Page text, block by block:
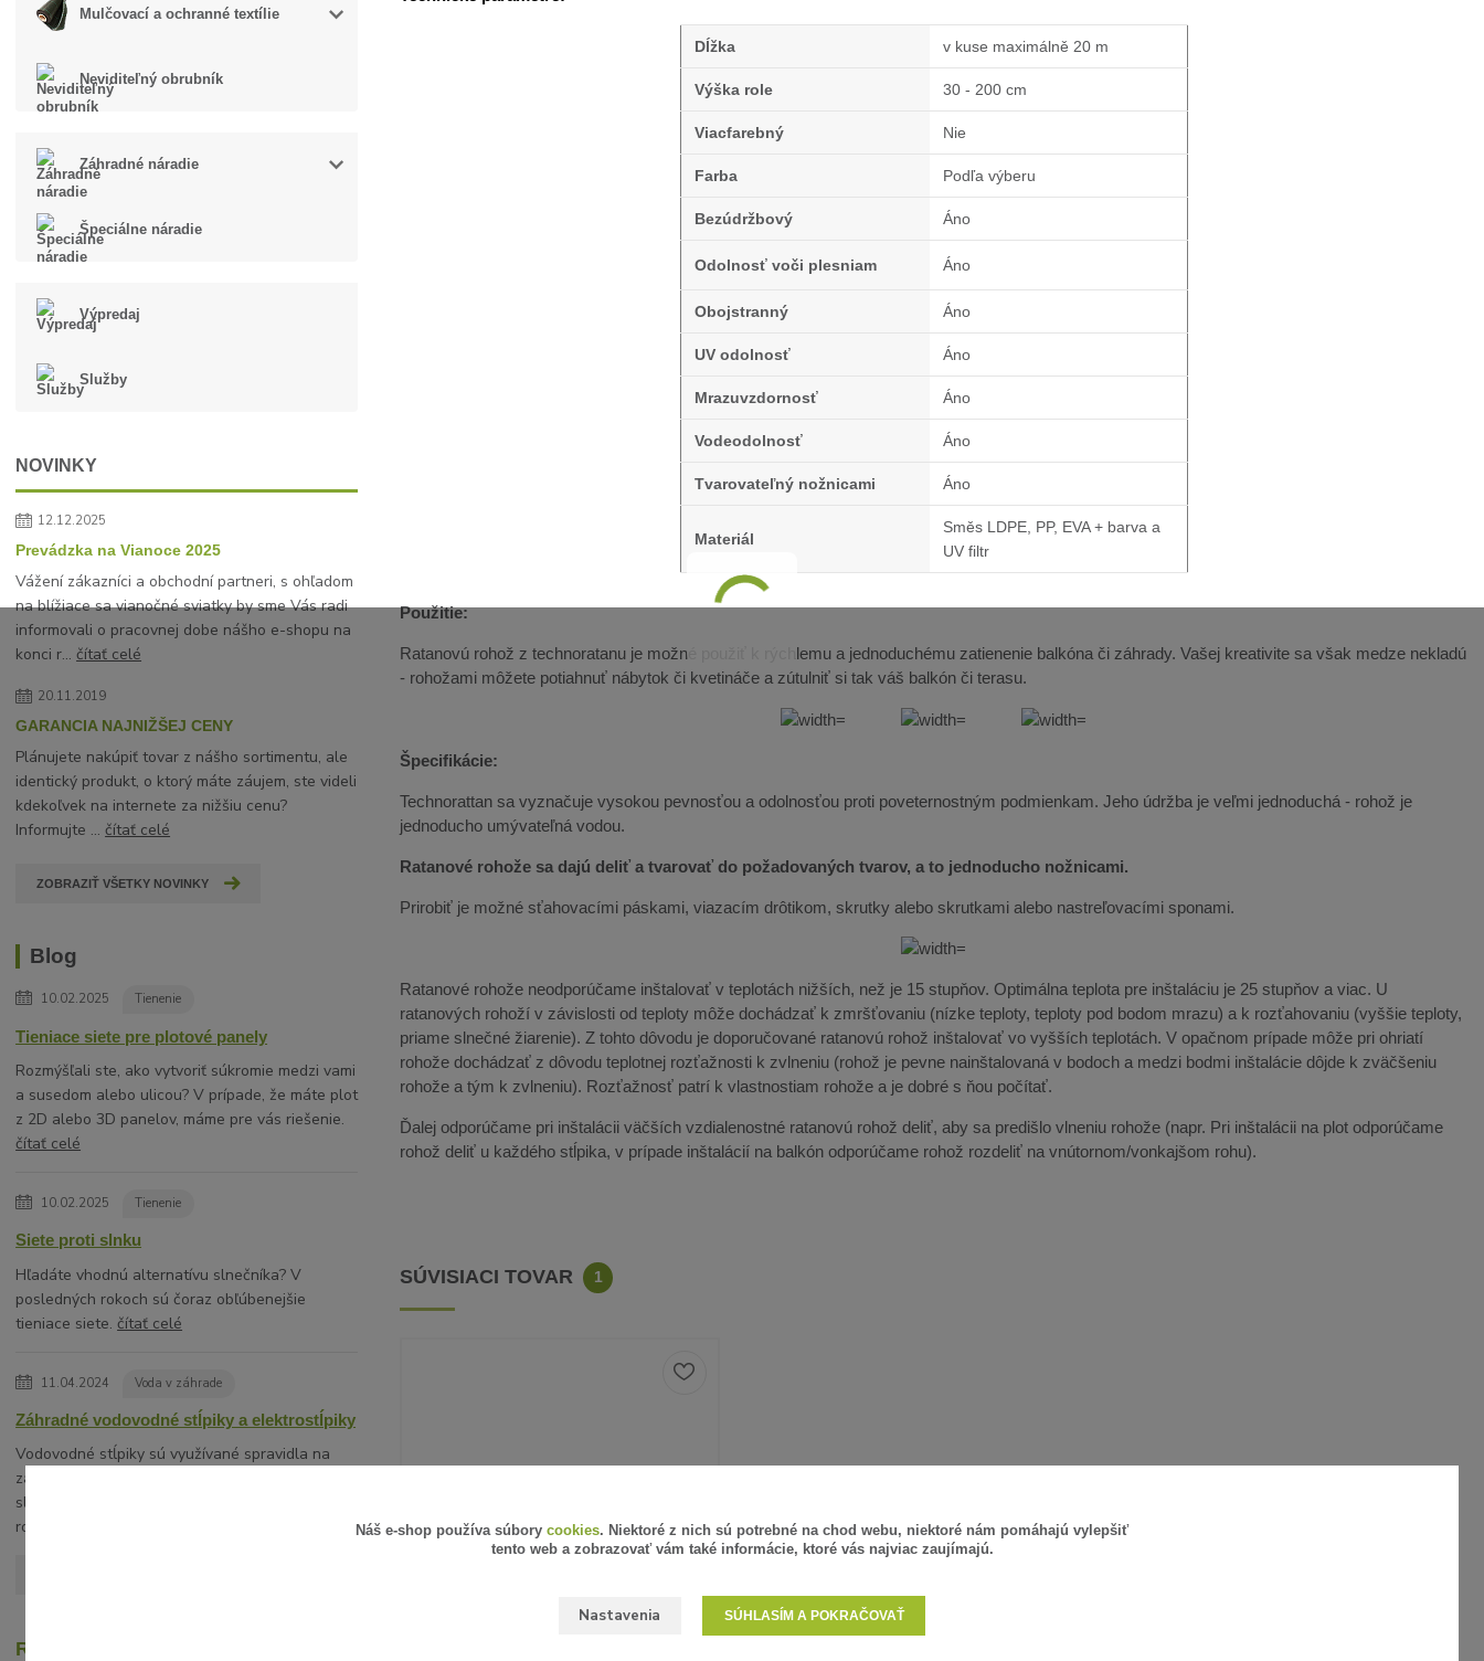
Mulčovací a ochranné textílie
Neviditeľný obrubník
Záhradné náradie
Špeciálne náradie
Výpredaj
Služby
NOVINKY
12.12.2025
Prevádzka na Vianoce 2025
Vážení zákazníci a obchodní partneri, s ohľadom
na blížiace sa vianočné sviatky by sme Vás radi
informovali o pracovnej dobe nášho e-shopu na
konci r...čítať celé
20.11.2019
GARANCIA NAJNIŽŠEJ CENY
Plánujete nakúpiť tovar z nášho sortimentu, ale
identický produkt, o ktorý máte záujem, ste videli
kdekoľvek na internete za nižšiu cenu?
Informujte ...čítať celé
ZOBRAZIŤ VŠETKY NOVINKY
Blog
10.02.2025 Tienenie
Tieniace siete pre plotové panely
Rozmýšľali ste, ako vytvoriť súkromie medzi vami
a susedom alebo ulicou? V prípade, že máte plot
z 2D alebo 3D panelov, máme pre vás riešenie.
čítať celé
10.02.2025 Tienenie
Siete proti slnku
Hľadáte vhodnú alternatívu slnečníka? V
posledných rokoch sú čoraz obľúbenejšie
tieniace siete.čítať celé
11.04.2024 Voda v záhrade
Záhradné vodovodné stĺpiky a elektrostĺpiky
Vodovodné stĺpiky sú využívané spravidla na
záhradách rodinných domov ako hydranty
slúžiace na estetické a komfortné napojenie na
rozvod vody napríkla...
Recenzie zákazníkov
Dĺžka v kuse maximálně 20 m
Výška role 30 - 200 cm
Viacfarebný Nie
Farba Podľa výberu
Bezúdržbový Áno
Odolnosť voči plesniam Áno
Obojstranný Áno
UV odolnosť Áno
Mrazuvzdornosť Áno
Vodeodolnosť Áno
Tvarovateľný nožnicami Áno
Materiál
Směs LDPE, PP, EVA + barva a
UV filtr
Použitie:
Ratanovú rohož z technoratanu je možné použiť k rýchlemu a jednoduchému zatienenie balkóna či záhrady. Vašej kreativite sa však medze nekladú
- rohožami môžete potiahnuť nábytok či kvetináče a zútulniť si tak váš balkón či terasu.
Špecifikácie:
Technorattan sa vyznačuje vysokou pevnosťou a odolnosťou proti poveternostným podmienkam. Jeho údržba je veľmi jednoduchá - rohož je
jednoducho umývateľná vodou.
Ratanové rohože sa dajú deliť a tvarovať do požadovaných tvarov, a to jednoducho nožnicami.
Prirobiť je možné sťahovacími páskami, viazacím drôtikom, skrutky alebo skrutkami alebo nastreľovacími sponami.
Ratanové rohože neodporúčame inštalovať v teplotách nižších, než je 15 stupňov. Optimálna teplota pre inštaláciu je 25 stupňov a viac. U
ratanových rohoží v závislosti od teploty môže dochádzať k zmršťovaniu (nízke teploty, teploty pod bodom mrazu) a k rozťahovaniu (vyššie teploty,
priame slnečné žiarenie). Z tohto dôvodu je doporučované ratanovú rohož inštalovať vo vyšších teplotách. V opačnom prípade môže pri ohriatí
rohože dochádzať z dôvodu teplotnej rozťažnosti k zvlneniu (rohož je pevne nainštalovaná v bodoch a medzi bodmi inštalácie dôjde k zväčšeniu
rohože a tým k zvlneniu). Rozťažnosť patrí k vlastnostiam rohože a je dobré s ňou počítať.
Ďalej odporúčame pri inštalácii väčších vzdialenostné ratanovú rohož deliť, aby sa predišlo vlneniu rohože (napr. Pri inštalácii na plot odporúčame
rohož deliť u každého stĺpika, v prípade inštalácií na balkón odporúčame rohož rozdeliť na vnútornom/vonkajšom rohu).
SÚVISIACI TOVAR 1
Náš e-shop používa súbory cookies. Niektoré z nich sú potrebné na chod webu, niektoré nám pomáhajú vylepšiť
tento web a zobrazovať vám také informácie, ktoré vás najviac zaujímajú.
Nastavenia SÚHLASÍM A POKRAČOVAŤ